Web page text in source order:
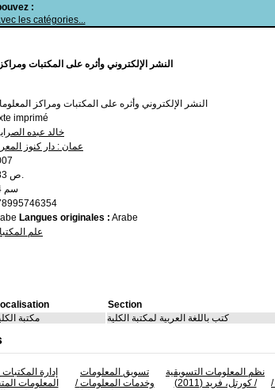
:
les catégories...
النشر الإلكتروني وأثره على المكتبات
النشر الإلكتروني وأثره على المكتبات ومراكز
imprimé
خالد عبده
عمان : دار كنوز
183 ص.
24 سم
Langues originales : Arabe
علم
Section
مكتبة كتب باللغة العربية لمكتبة الكلية
إدارة
المعلومات
تسويق المعلومات
وخدمات المعلومات/
نظم المعلومات التسويقية
/ كورتل، فريد (2011)
/